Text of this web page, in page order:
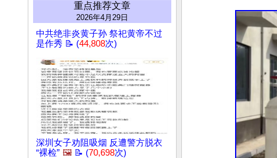
重点推荐文章
2026年4月29日
中共绝非炎黄子孙 祭祀黄帝不过
是作秀 📝 (44,808次)
深圳女子劝阻吸烟 反遭警方脱衣
“裸检” 🖼️ 📝 (70,698次)